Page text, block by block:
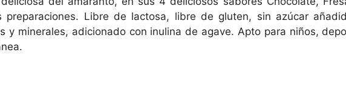
preparaciones. Libre de lactosa, libre de gluten, sin azúcar
y minerales, adicionado con inulina de agave. Apto para niños,